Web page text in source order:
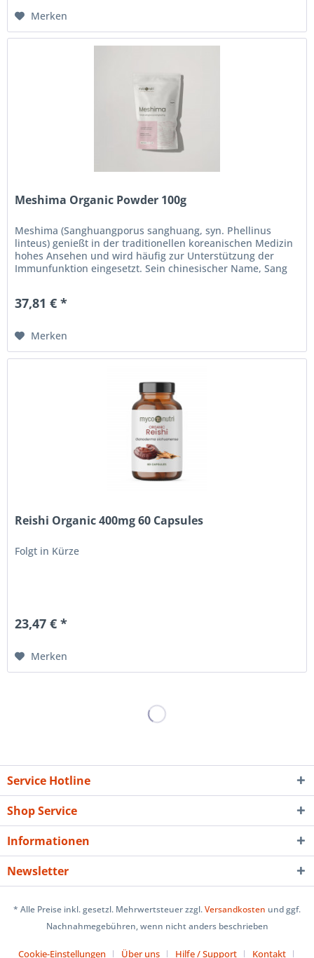
Merken
Meshima Organic Powder 100g
Meshima (Sanghuangporus sanghuang, syn. Phellinus
linteus) genießt in der traditionellen koreanischen Medizin
hohes Ansehen und wird häufig zur Unterstützung der
Immunfunktion eingesetzt. Sein chinesischer Name, Sang
37,81 € *
Merken
Reishi Organic 400mg 60 Capsules
Folgt in Kürze
23,47 € *
Merken
Service Hotline
Shop Service
Informationen
Newsletter
* Alle Preise inkl. gesetzl. Mehrwertsteuer zzgl.Versandkosten und ggf.
Nachnahmegebühren, wenn nicht anders beschrieben
Cookie-Einstellungen Über uns Hilfe / Support Kontakt